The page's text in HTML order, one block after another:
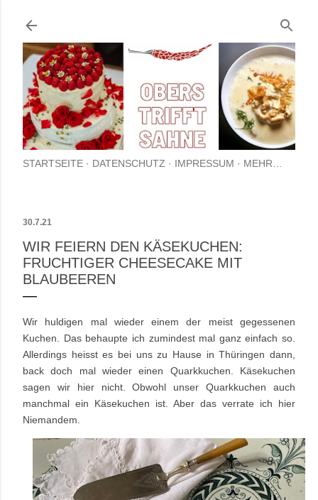
STARTSEITE DATENSCHUTZ IMPRESSUM MEHR…
30.7.21
WIR FEIERN DEN KÄSEKUCHEN:
FRUCHTIGER CHEESECAKE MIT
BLAUBEEREN
Wir huldigen mal wieder einem der meist gegessenen
Kuchen. Das behaupte ich zumindest mal ganz einfach so.
Allerdings heisst es bei uns zu Hause in Thüringen dann,
back doch mal wieder einen Quarkkuchen. Käsekuchen
sagen wir hier nicht. Obwohl unser Quarkkuchen auch
manchmal ein Käsekuchen ist. Aber das verrate ich hier
Niemandem.